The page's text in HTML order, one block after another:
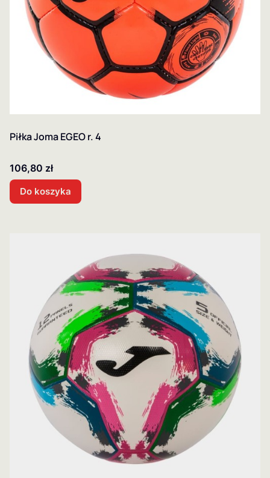
Piłka Joma EGEO r. 4
Cena
106,80 zł
Do koszyka